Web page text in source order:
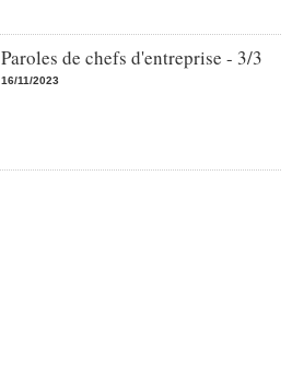
Paroles de chefs d'entreprise - 3/3
16/11/2023